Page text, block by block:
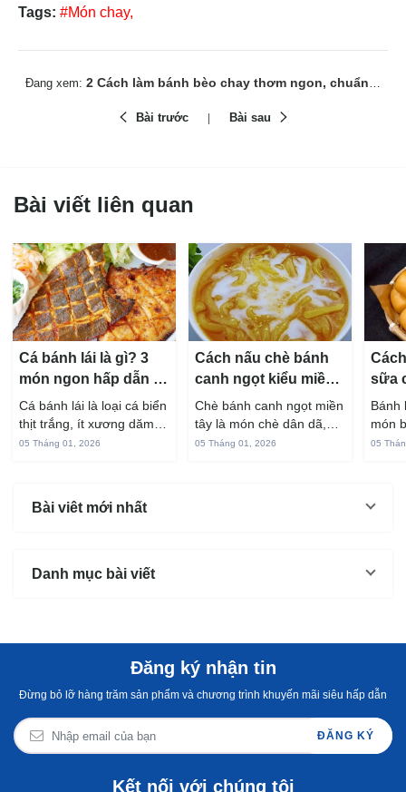
Tags: #Món chay,
Đang xem: 2 Cách làm bánh bèo chay thơm ngon, chuẩn vị Huế tại nhà
Bài trước Bài sau
Bài viết liên quan
Cá bánh lái là gì? 3
món ngon hấp dẫn từ
cá bánh lái
Cá bánh lái là loại cá biển
thịt trắng, ít xương dăm,
vị ngọt và rất dễ ăn khi
thể...
05 Tháng 01, 2026
Cách nấu chè bánh
canh ngọt kiểu miền
Tây ngon chuẩn vị
Chè bánh canh ngọt miền
tây là món chè dân dã,
gắn liền với đời sống sinh
05 Tháng 01, 2026
sữa
hấp
Bánh
món
mùi
05
Bài viêt mới nhất
Danh mục bài viết
Đăng ký nhận tin
Đừng bỏ lỡ hàng trăm sản phẩm và chương trình khuyến mãi siêu hấp dẫn
ĐĂNG KÝ
Kết nối với chúng tôi